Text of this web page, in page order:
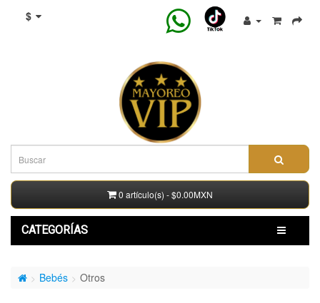
$
0 artículo(s) - $0.00MXN
CATEGORÍAS
Bebés Otros